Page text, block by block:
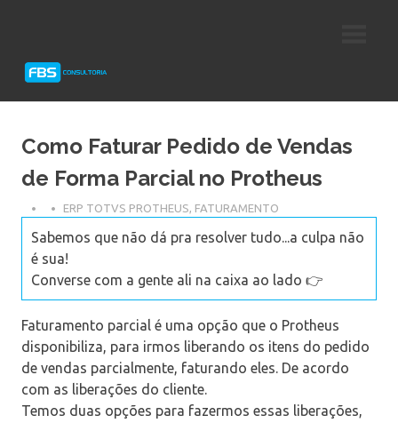
Protheus
Como Faturar Pedido de Vendas
de Forma Parcial no Protheus
ERP TOTVS PROTHEUS, FATURAMENTO
Sabemos que não dá pra resolver tudo...a culpa não
é sua!
Converse com a gente ali na caixa ao lado 👉
Faturamento parcial é uma opção que o Protheus
disponibiliza, para irmos liberando os itens do pedido
de vendas parcialmente, faturando eles. De acordo
com as liberações do cliente.
Temos duas opções para fazermos essas liberações,